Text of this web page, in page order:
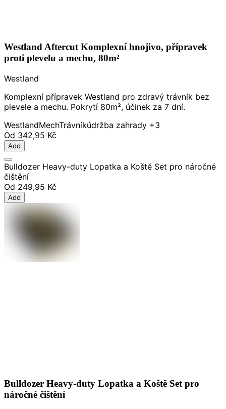
Westland Aftercut Komplexní hnojivo, přípravek
proti plevelu a mechu, 80m²
Westland
Komplexní přípravek Westland pro zdravý trávník bez
plevele a mechu. Pokrytí 80m², účinek za 7 dní.
WestlandMechTrávníkúdržba zahrady +3
Od 342,95 Kč
Add
Bulldozer Heavy-duty Lopatka a Koště Set pro náročné
čištění
Od 249,95 Kč
Add
Bulldozer Heavy-duty Lopatka a Koště Set pro
náročné čištění